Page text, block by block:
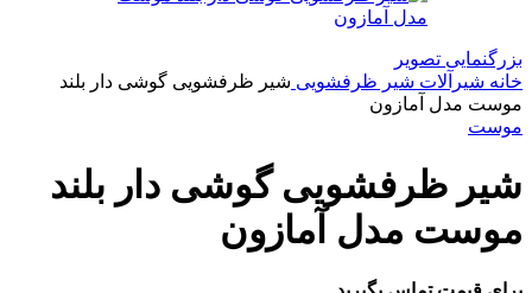
بزرگنمایی تصویر
خانه شیرآلات شیر ظرفشویی شیر ظرفشویی گوشی دار بلند
موست مدل آمازون
موست
شیر ظرفشویی گوشی دار بلند
موست مدل آمازون